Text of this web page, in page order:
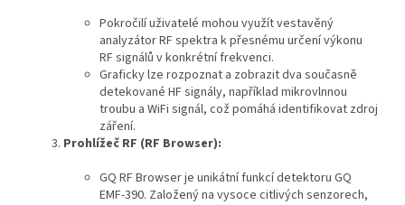
Pokročilí uživatelé mohou využít vestavěný
analyzátor RF spektra k přesnému určení výkonu
RF signálů v konkrétní frekvenci.
Graficky lze rozpoznat a zobrazit dva současně
detekované HF signály, například mikrovlnnou
troubu a WiFi signál, což pomáhá identifikovat zdroj
záření.
Prohlížeč RF (RF Browser):
GQ RF Browser je unikátní funkcí detektoru GQ
EMF-390. Založený na vysoce citlivých senzorech,